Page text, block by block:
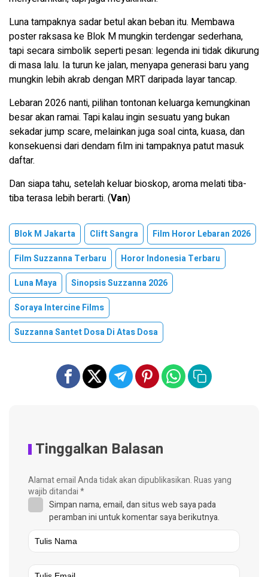
Luna tampaknya sadar betul akan beban itu. Membawa
poster raksasa ke Blok M mungkin terdengar sederhana,
tapi secara simbolik seperti pesan: legenda ini tidak dikurung
di masa lalu. Ia turun ke jalan, menyapa generasi baru yang
mungkin lebih akrab dengan MRT daripada layar tancap.
Lebaran 2026 nanti, pilihan tontonan keluarga kemungkinan
besar akan ramai. Tapi kalau ingin sesuatu yang bukan
sekadar jump scare, melainkan juga soal cinta, kuasa, dan
konsekuensi dari dendam film ini tampaknya patut masuk
daftar.
Dan siapa tahu, setelah keluar bioskop, aroma melati tiba-
tiba terasa lebih berarti. (Van)
Blok M Jakarta Clift Sangra
Film Horor Lebaran 2026
Film Suzzanna Terbaru
Horor Indonesia Terbaru
Luna Maya
Sinopsis Suzzanna 2026
Soraya Intercine Films
Suzzanna Santet Dosa Di Atas Dosa
Tinggalkan Balasan
Alamat email Anda tidak akan dipublikasikan.Ruas yang
wajib ditandai*
Simpan nama, email, dan situs web saya pada
peramban ini untuk komentar saya berikutnya.